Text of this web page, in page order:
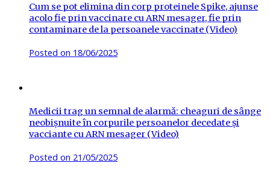
Cum se pot elimina din corp proteinele Spike, ajunse
acolo fie prin vaccinare cu ARN mesager, fie prin
contaminare de la persoanele vaccinate (Video)
Posted on 18/06/2025
Medicii trag un semnal de alarmă: cheaguri de sânge
neobișnuite în corpurile persoanelor decedate și
vacciante cu ARN mesager (Video)
Posted on 21/05/2025